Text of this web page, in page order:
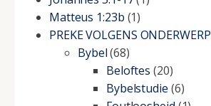
Matteus 1:23b (1)
PREKE VOLGENS ONDERWERP
Bybel(68)
Beloftes (20)
Bybelstudie (6)